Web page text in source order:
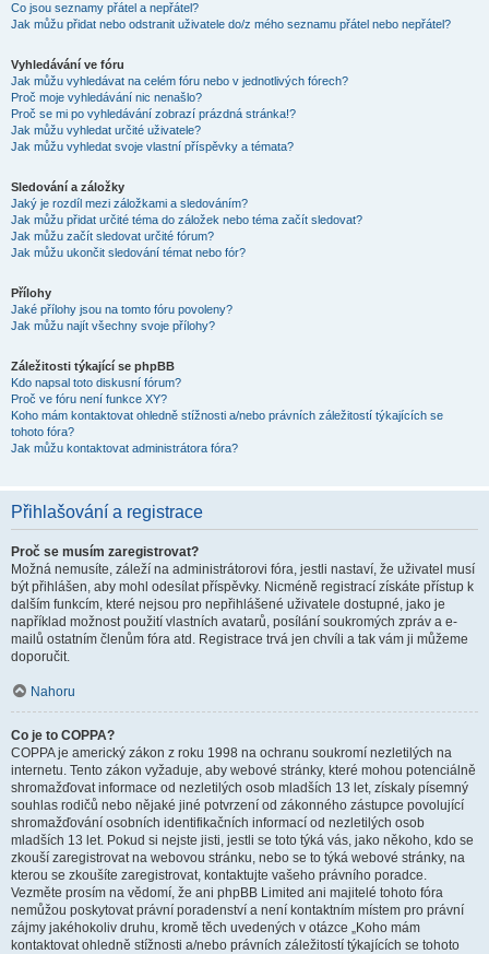
Co jsou seznamy přátel a nepřátel?
Jak můžu přidat nebo odstranit uživatele do/z mého seznamu přátel nebo nepřátel?
Vyhledávání ve fóru
Jak můžu vyhledávat na celém fóru nebo v jednotlivých fórech?
Proč moje vyhledávání nic nenašlo?
Proč se mi po vyhledávání zobrazí prázdná stránka!?
Jak můžu vyhledat určité uživatele?
Jak můžu vyhledat svoje vlastní příspěvky a témata?
Sledování a záložky
Jaký je rozdíl mezi záložkami a sledováním?
Jak můžu přidat určité téma do záložek nebo téma začít sledovat?
Jak můžu začít sledovat určité fórum?
Jak můžu ukončit sledování témat nebo fór?
Přílohy
Jaké přílohy jsou na tomto fóru povoleny?
Jak můžu najít všechny svoje přílohy?
Záležitosti týkající se phpBB
Kdo napsal toto diskusní fórum?
Proč ve fóru není funkce XY?
Koho mám kontaktovat ohledně stížnosti a/nebo právních záležitostí týkajících se
tohoto fóra?
Jak můžu kontaktovat administrátora fóra?
Přihlašování a registrace
Proč se musím zaregistrovat?
Možná nemusíte, záleží na administrátorovi fóra, jestli nastaví, že uživatel musí
být přihlášen, aby mohl odesílat příspěvky. Nicméně registrací získáte přístup k
dalším funkcím, které nejsou pro nepřihlášené uživatele dostupné, jako je
například možnost použití vlastních avatarů, posílání soukromých zpráv a e-
mailů ostatním členům fóra atd. Registrace trvá jen chvíli a tak vám ji můžeme
doporučit.
Nahoru
Co je to COPPA?
COPPA je americký zákon z roku 1998 na ochranu soukromí nezletilých na
internetu. Tento zákon vyžaduje, aby webové stránky, které mohou potenciálně
shromažďovat informace od nezletilých osob mladších 13 let, získaly písemný
souhlas rodičů nebo nějaké jiné potvrzení od zákonného zástupce povolující
shromažďování osobních identifikačních informací od nezletilých osob
mladších 13 let. Pokud si nejste jisti, jestli se toto týká vás, jako někoho, kdo se
zkouší zaregistrovat na webovou stránku, nebo se to týká webové stránky, na
kterou se zkoušíte zaregistrovat, kontaktujte vašeho právního poradce.
Vezměte prosím na vědomí, že ani phpBB Limited ani majitelé tohoto fóra
nemůžou poskytovat právní poradenství a není kontaktním místem pro právní
zájmy jakéhokoliv druhu, kromě těch uvedených v otázce „Koho mám
kontaktovat ohledně stížnosti a/nebo právních záležitostí týkajících se tohoto